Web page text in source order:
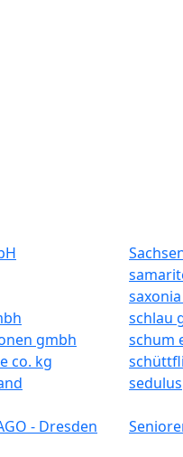
schlau
gmbh
schum
co. kg
sedulus
- Dresden